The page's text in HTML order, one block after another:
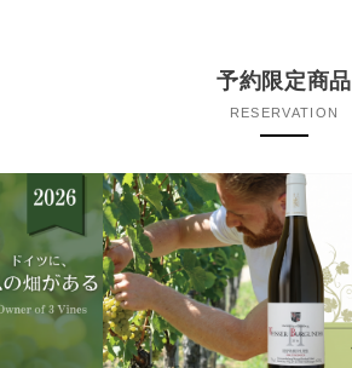
予約限定商品
RESERVATION